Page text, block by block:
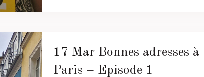
17 Mar Bonnes adresses à
Paris – Episode 1